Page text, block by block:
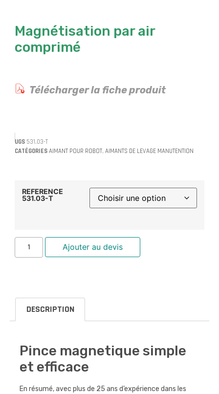
Magnétisation par air
comprimé
Télécharger la fiche produit
UGS 531.03-T
CATÉGORIESAIMANT POUR ROBOT, AIMANTS DE LEVAGE MANUTENTION
REFERENCE
531.03-T
Ajouter au devis
DESCRIPTION
Pince magnetique simple
et efficace
En résumé, avec plus de 25 ans d’expérience dans les